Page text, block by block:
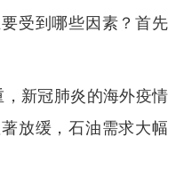
受到哪些因素？首先
新冠肺炎的海外疫情
放缓，石油需求大幅